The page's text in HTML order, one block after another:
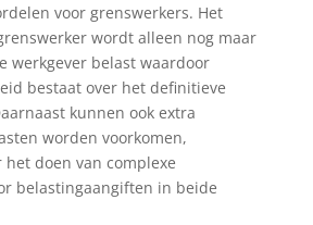
voor grenswerkers. Het
wordt alleen nog maar
werkgever belast waardoor
bestaat over het definitieve
kunnen ook extra
worden voorkomen,
doen van complexe
belastingaangiften in beide